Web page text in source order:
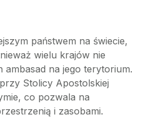
państwem na świecie,
wielu krajów nie
na jego terytorium.
Stolicy Apostolskiej
co pozwala na
i zasobami.